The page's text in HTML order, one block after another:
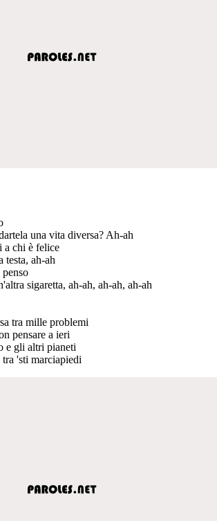
una vita diversa? Ah-ah
a chi è felice
testa, ah-ah
sigaretta, ah-ah, ah-ah, ah-ah
tra mille problemi
pensare a ieri
e gli altri pianeti
'sti marciapiedi